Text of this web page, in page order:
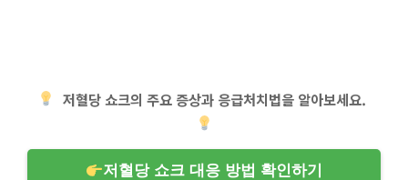
저혈당 쇼크의 주요 증상과 응급처치법을 알아보세요.
저혈당 쇼크 대응 방법 확인하기